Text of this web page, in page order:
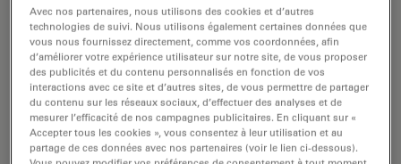
Factors to Consider When Selecting a
Research Microscope
An optical microscope is often one of the central
Avec nos partenaires, nous utilisons des cookies et d’autres
technologies de suivi. Nous utilisons également certaines données que
vous nous fournissez directement, comme vos coordonnées, afin
d’améliorer votre expérience utilisateur sur notre site, de vous proposer
des publicités et du contenu personnalisés en fonction de vos
interactions avec ce site et d’autres sites, de vous permettre de partager
du contenu sur les réseaux sociaux, d’effectuer des analyses et de
mesurer l’efficacité de nos campagnes publicitaires. En cliquant sur «
Accepter tous les cookies », vous consentez à leur utilisation et au
partage de ces données avec nos partenaires (voir le lien ci-dessous).